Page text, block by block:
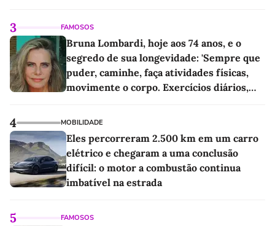
3 FAMOSOS
Bruna Lombardi, hoje aos 74 anos, e o
segredo de sua longevidade: 'Sempre que
puder, caminhe, faça atividades físicas,
movimente o corpo. Exercícios diários,
4 MOBILIDADE
Eles percorreram 2.500 km em um carro
elétrico e chegaram a uma conclusão
difícil: o motor a combustão continua
imbatível na estrada
5 FAMOSOS